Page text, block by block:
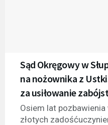
Sąd Okręgowy w
na nożownika z
za usiłowanie
Osiem lat
złotych